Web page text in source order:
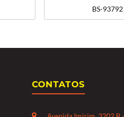
BS-93792
CONTATOS